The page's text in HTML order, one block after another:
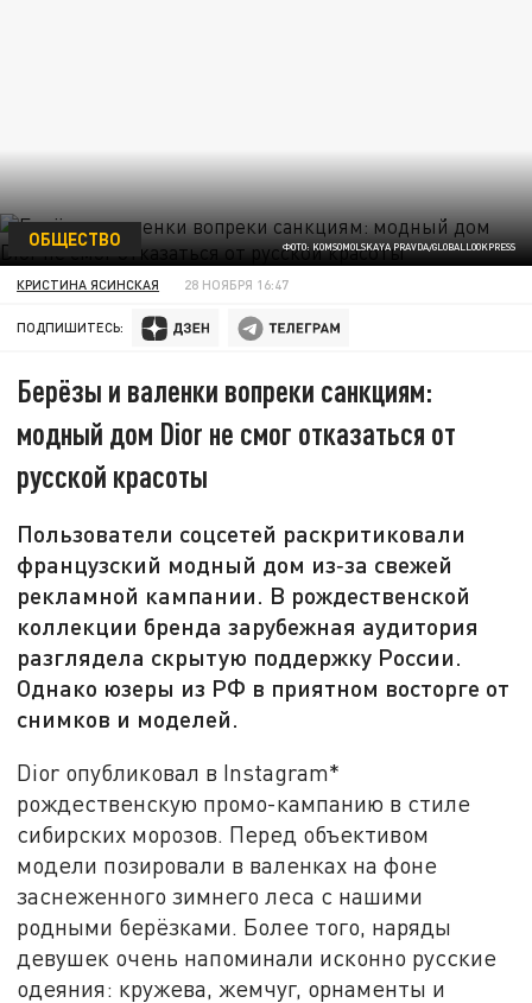
ФОТО: KOMSOMOLSKAYA PRAVDA/GLOBALLOOKPRESS
ОБЩЕСТВО
КРИСТИНА ЯСИНСКАЯ 28 НОЯБРЯ 16:47
ПОДПИШИТЕСЬ:
Берёзы и валенки вопреки санкциям:
модный дом Dior не смог отказаться от
русской красоты
Пользователи соцсетей раскритиковали
французский модный дом из‑за свежей
рекламной кампании. В рождественской
коллекции бренда зарубежная аудитория
разглядела скрытую поддержку России.
Однако юзеры из РФ в приятном восторге от
снимков и моделей.
Dior опубликовал в Instagram*
рождественскую промо-кампанию в стиле
сибирских морозов. Перед объективом
модели позировали в валенках на фоне
заснеженного зимнего леса с нашими
родными берёзками. Более того, наряды
девушек очень напоминали исконно русские
одеяния: кружева, жемчуг, орнаменты и